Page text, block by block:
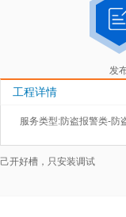
发
工程详情
服务类型:防盗报警类-防
己开好槽，只安装调试